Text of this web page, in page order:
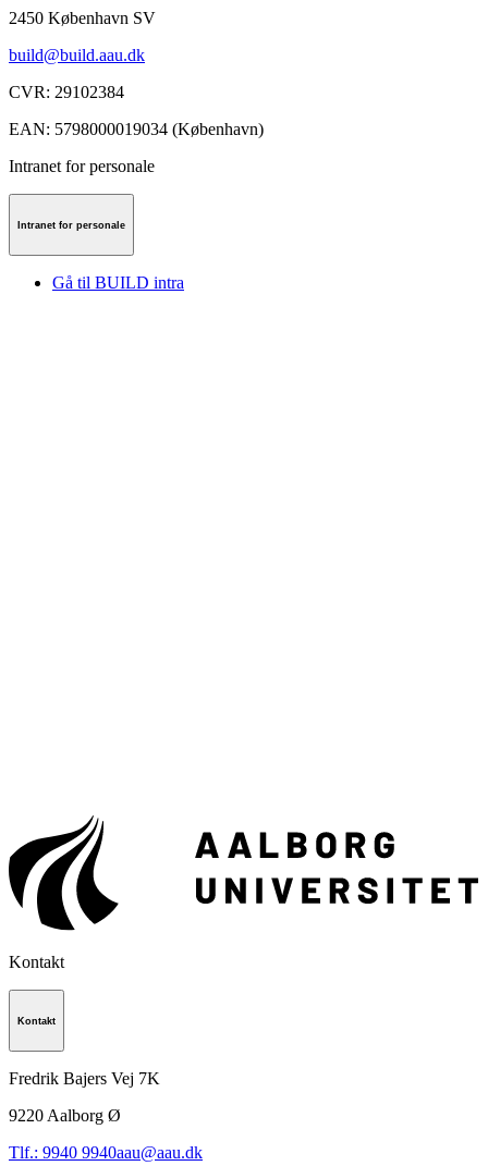
2450 København SV
build@build.aau.dk
CVR: 29102384
EAN: 5798000019034 (København)
Intranet for personale
Intranet for personale
Gå til BUILD intra
Kontakt
Kontakt
Fredrik Bajers Vej 7K
9220 Aalborg Ø
Tlf.: 9940 9940aau@aau.dk